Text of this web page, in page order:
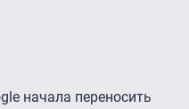
начала переносить